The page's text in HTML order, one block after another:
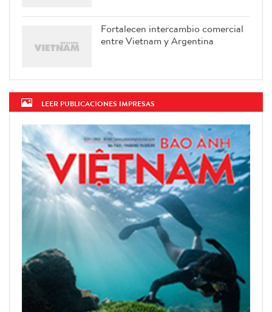
Fortalecen intercambio comercial
entre Vietnam y Argentina
LEER PUBLICACIONES IMPRESAS